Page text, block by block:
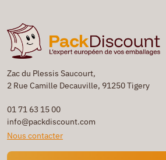
Zac du Plessis Saucourt,
2 Rue Camille Decauville, 91250 Tigery
01 71 63 15 00
info@packdiscount.com
Nous contacter